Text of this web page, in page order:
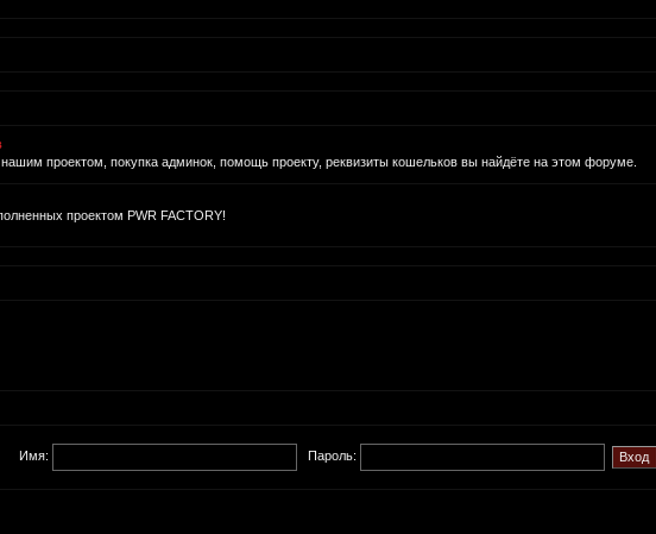
проектом, покупка админок, помощь проекту, реквизиты кошельков вы найдёте на этом форуме.
проектом PWR FACTORY!
Имя: Пароль: